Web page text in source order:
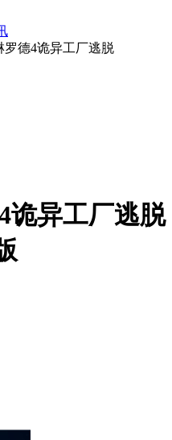
罗德4诡异工厂逃脱
诡异工厂逃脱